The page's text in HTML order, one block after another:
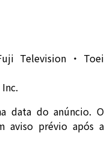
Television・Toei
data do anúncio. O
aviso prévio após a